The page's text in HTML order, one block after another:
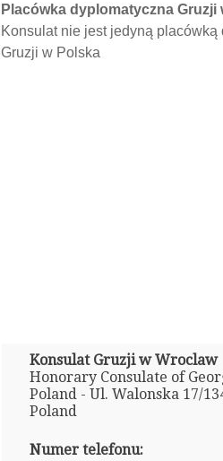
Placówka dyplomatyczna Gruzji
Konsulat nie jest jedyną
Gruzji w Polska
Konsulat Gruzji w Wroclaw
Honorary Consulate of
Poland - Ul. Walonska 17/
Poland
Numer telefonu: